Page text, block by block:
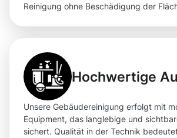
Reinigung ohne Beschädigung der
Hochwertige
Unsere Gebäudereinigung erfolgt mit
Equipment, das langlebige und
sichert. Qualität in der Technik